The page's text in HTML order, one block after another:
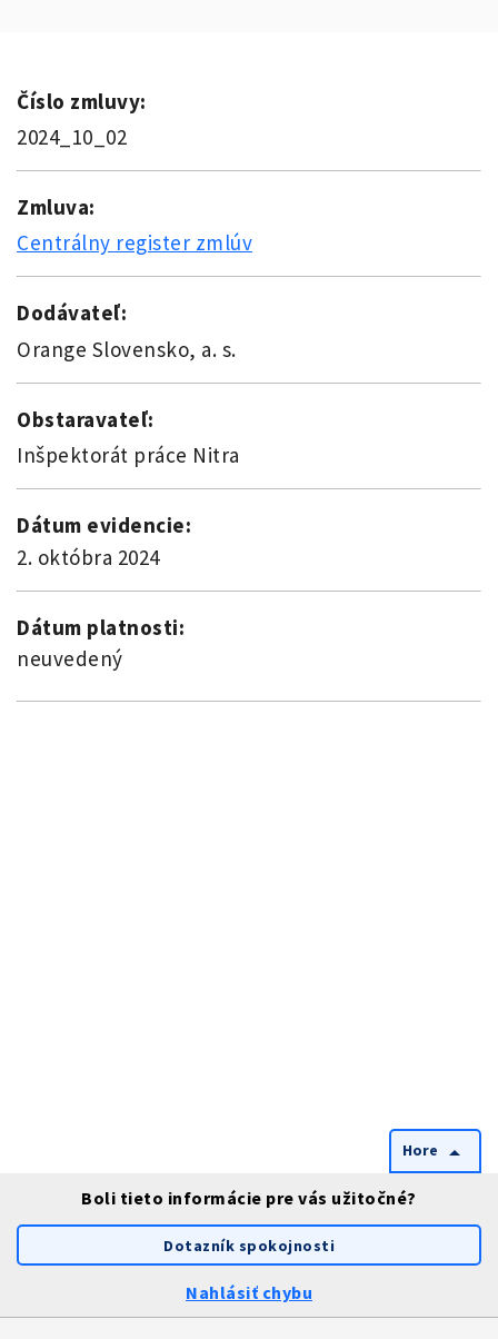
Číslo zmluvy:
2024_10_02
Zmluva:
Centrálny register zmlúv
Dodávateľ:
Orange Slovensko, a. s.
Obstaravateľ:
Inšpektorát práce Nitra
Dátum evidencie:
2. októbra 2024
Dátum platnosti:
neuvedený
Hore arrow_drop_up
Boli tieto informácie pre vás užitočné?
Dotazník spokojnosti
Nahlásiť chybu